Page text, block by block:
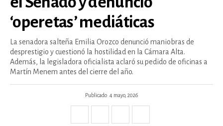
‘operetas’ mediáticas
La senadora salteña Emilia Orozco denunció maniobras de
desprestigio y cuestionó la hostilidad en la Cámara Alta.
Además, la legisladora oficialista aclaró su pedido de oficinas a
Martín Menem antes del cierre del año.
Publicado 4 mayo, 2026